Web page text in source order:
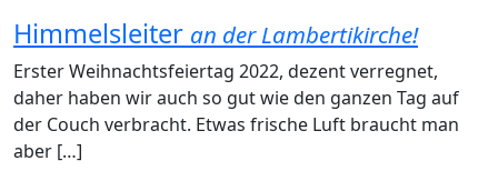
Himmelsleiter an der Lambertikirche!
Erster Weihnachtsfeiertag 2022, dezent verregnet,
daher haben wir auch so gut wie den ganzen Tag auf
der Couch verbracht. Etwas frische Luft braucht man
aber […]